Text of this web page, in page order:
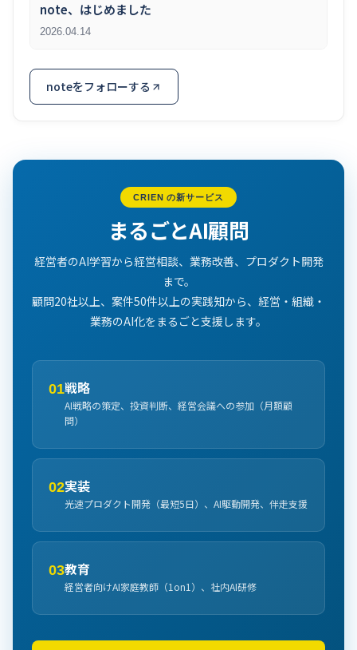
note、はじめました
2026.04.14
noteをフォローする
CRIEN の新サービス
まるごとAI顧問
経営者のAI学習から経営相談、業務改善、プロダクト開発
まで。
顧問20社以上、案件50件以上の実践知から、経営・組織・
業務のAI化をまるごと支援します。
01戦略
AI戦略の策定、投資判断、経営会議への参加（月額顧
問）
02実装
光速プロダクト開発（最短5日）、AI駆動開発、伴走支援
03教育
経営者向けAI家庭教師（1on1）、社内AI研修